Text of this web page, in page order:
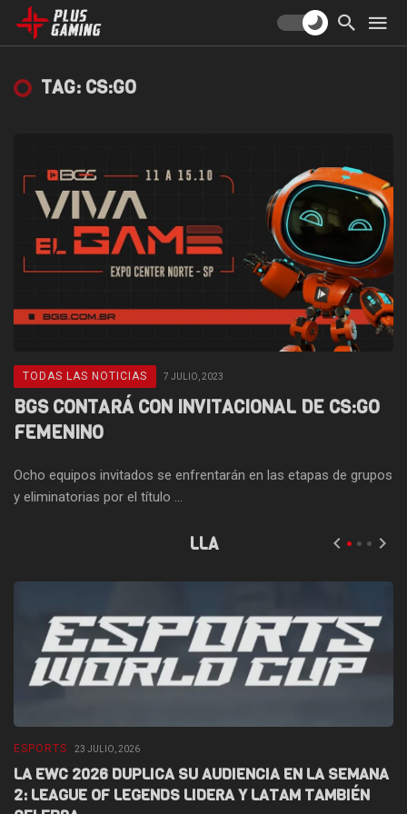
TAG: CS:GO
TODAS LAS NOTICIAS 7 JULIO, 2023
BGS CONTARÁ CON INVITACIONAL DE CS:GO
FEMENINO
Ocho equipos invitados se enfrentarán en las etapas de grupos
y eliminatorias por el título ...
LLA
ESPORTS 23 JULIO, 2026
LA EWC 2026 DUPLICA SU AUDIENCIA EN LA SEMANA
2: LEAGUE OF LEGENDS LIDERA Y LATAM TAMBIÉN